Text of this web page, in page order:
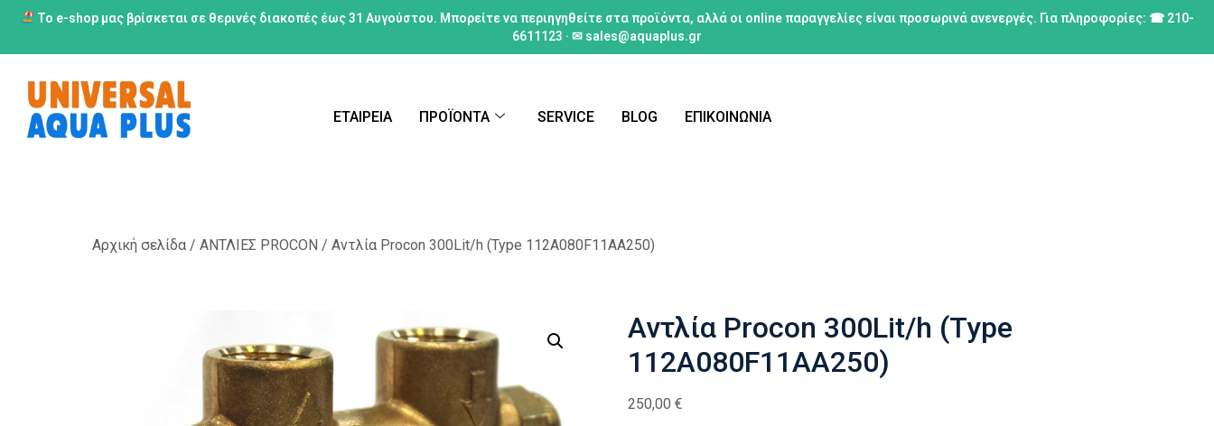
Το e-shop μας βρίσκεται σε θερινές διακοπές έως 31 Αυγούστου. Μπορείτε να περιηγηθείτε στα προϊόντα, αλλά οι online παραγγελίες είναι προσωρινά ανενεργές. Για πληροφορίες: ☎ 210-
6611123 · ✉ sales@aquaplus.gr
ΕΤΑΙΡΕΙΑ ΠΡΟΪΟΝΤΑ SERVICE BLOG ΕΠΙΚΟΙΝΩΝΙΑ
Αρχική σελίδα / ΑΝΤΛΙΕΣ PROCON / Αντλία Procon 300Lit/h (Type 112A080F11AA250)
Αντλία Procon 300Lit/h (Type
112A080F11AA250)
250,00 €